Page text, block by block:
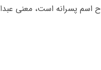
اسم پسرانه است، معنی